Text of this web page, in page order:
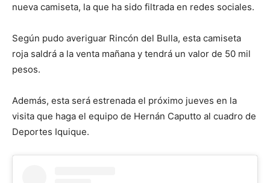
nueva camiseta, la que ha sido filtrada en redes sociales.
Según pudo averiguar Rincón del Bulla, esta camiseta
roja saldrá a la venta mañana y tendrá un valor de 50 mil
pesos.
Además, esta será estrenada el próximo jueves en la
visita que haga el equipo de Hernán Caputto al cuadro de
Deportes Iquique.